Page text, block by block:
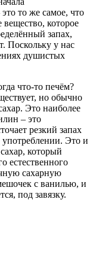
то же самое, что
вещество, которое
запах,
Поскольку у нас
душистых
что-то печём?
но обычно
Это наиболее
– это
резкий запах
употреблении. Это и
который
естественного
сахарную
с ванилью, и
под завязку.